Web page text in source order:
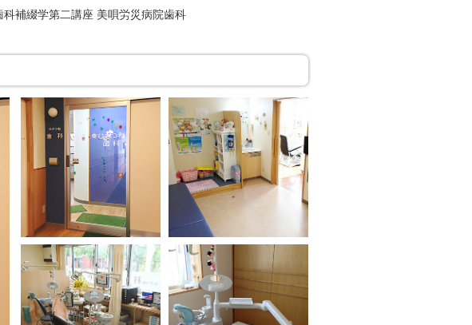
補綴学第二講座 美唄労災病院歯科